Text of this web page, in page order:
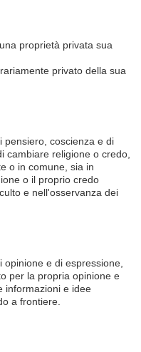
proprietà privata sua
privato della sua
pensiero, coscienza e di
cambiare religione o credo,
o in comune, sia in
o il proprio credo
e nell'osservanza dei
e di espressione,
per la propria opinione e
informazioni e idee
a frontiere.